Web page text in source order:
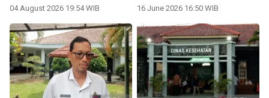
04 August 2026 19:54 WIB 16 June 2026 16:50 WIB